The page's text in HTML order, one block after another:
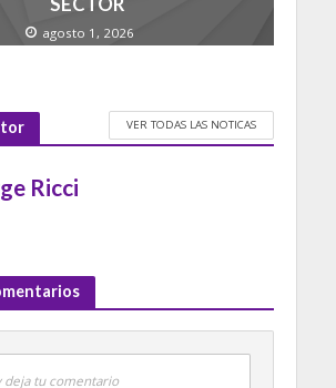
agosto 1, 2026
VER TODAS LAS NOTICAS
Ricci
deja tu comentario